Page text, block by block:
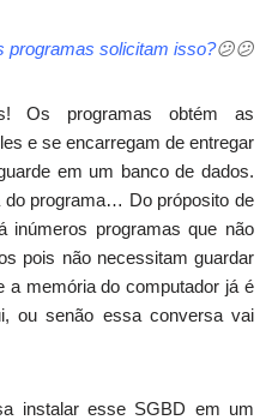
programas solicitam isso?😕😕
Os programas obtém as
e se encarregam de entregar
em um banco de dados.
do programa… Do próposito de
inúmeros programas que não
pois não necessitam guardar
memória do computador já é
ou senão essa conversa vai
instalar esse SGBD em um